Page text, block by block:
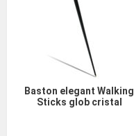
Baston elegant Walking
Sticks glob cristal